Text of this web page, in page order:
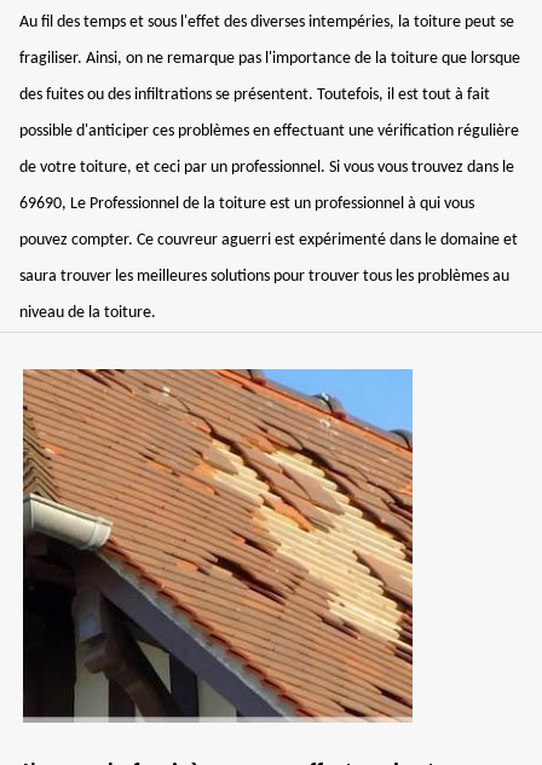
Au fil des temps et sous l'effet des diverses intempéries, la toiture peut se
fragiliser. Ainsi, on ne remarque pas l'importance de la toiture que lorsque
des fuites ou des infiltrations se présentent. Toutefois, il est tout à fait
possible d'anticiper ces problèmes en effectuant une vérification régulière
de votre toiture, et ceci par un professionnel. Si vous vous trouvez dans le
69690, Le Professionnel de la toiture est un professionnel à qui vous
pouvez compter. Ce couvreur aguerri est expérimenté dans le domaine et
saura trouver les meilleures solutions pour trouver tous les problèmes au
niveau de la toiture.